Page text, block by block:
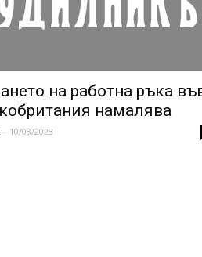
на работна ръка
намалява
- 10/08/2023